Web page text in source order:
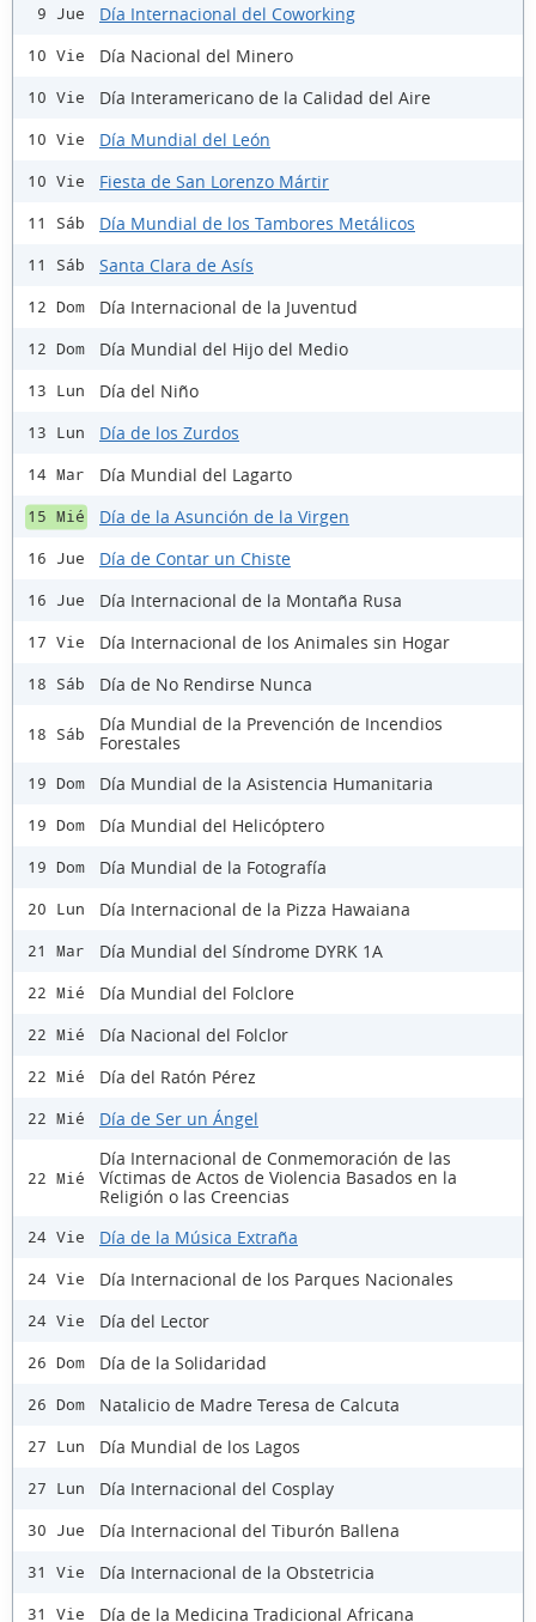
9 Jue Día Internacional del Coworking
10 Vie Día Nacional del Minero
10 Vie Día Interamericano de la Calidad del Aire
10 Vie Día Mundial del León
10 Vie Fiesta de San Lorenzo Mártir
11 Sáb Día Mundial de los Tambores Metálicos
11 Sáb Santa Clara de Asís
12 Dom Día Internacional de la Juventud
12 Dom Día Mundial del Hijo del Medio
13 Lun Día del Niño
13 Lun Día de los Zurdos
14 Mar Día Mundial del Lagarto
15 Mié Día de la Asunción de la Virgen
16 Jue Día de Contar un Chiste
16 Jue Día Internacional de la Montaña Rusa
17 Vie Día Internacional de los Animales sin Hogar
18 Sáb Día de No Rendirse Nunca
18 Sáb
Día Mundial de la Prevención de Incendios
Forestales
19 Dom Día Mundial de la Asistencia Humanitaria
19 Dom Día Mundial del Helicóptero
19 Dom Día Mundial de la Fotografía
20 Lun Día Internacional de la Pizza Hawaiana
21 Mar Día Mundial del Síndrome DYRK 1A
22 Mié Día Mundial del Folclore
22 Mié Día Nacional del Folclor
22 Mié Día del Ratón Pérez
22 Mié Día de Ser un Ángel
22 Mié
Día Internacional de Conmemoración de las
Víctimas de Actos de Violencia Basados en la
Religión o las Creencias
24 Vie Día de la Música Extraña
24 Vie Día Internacional de los Parques Nacionales
24 Vie Día del Lector
26 Dom Día de la Solidaridad
26 Dom Natalicio de Madre Teresa de Calcuta
27 Lun Día Mundial de los Lagos
27 Lun Día Internacional del Cosplay
30 Jue Día Internacional del Tiburón Ballena
31 Vie Día Internacional de la Obstetricia
31 Vie Día de la Medicina Tradicional Africana